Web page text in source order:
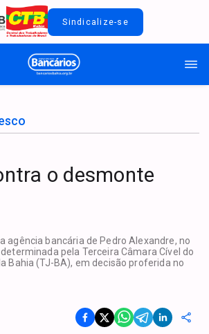
Sindicalize-se
o desmonte
agência bancária de Pedro Alexandre, no
pela Terceira Câmara Cível do
Bahia (TJ-BA), em decisão proferida no